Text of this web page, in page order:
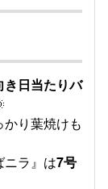
き日当たりバ
り葉焼けも
ラ』は7号